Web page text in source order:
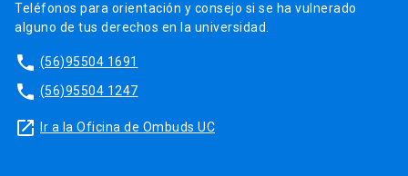
Teléfonos para orientación y consejo si se ha vulnerado
alguno de tus derechos en la universidad.
phone (56)95504 1691
phone (56)95504 1247
launch Ir a la Oficina de Ombuds UC